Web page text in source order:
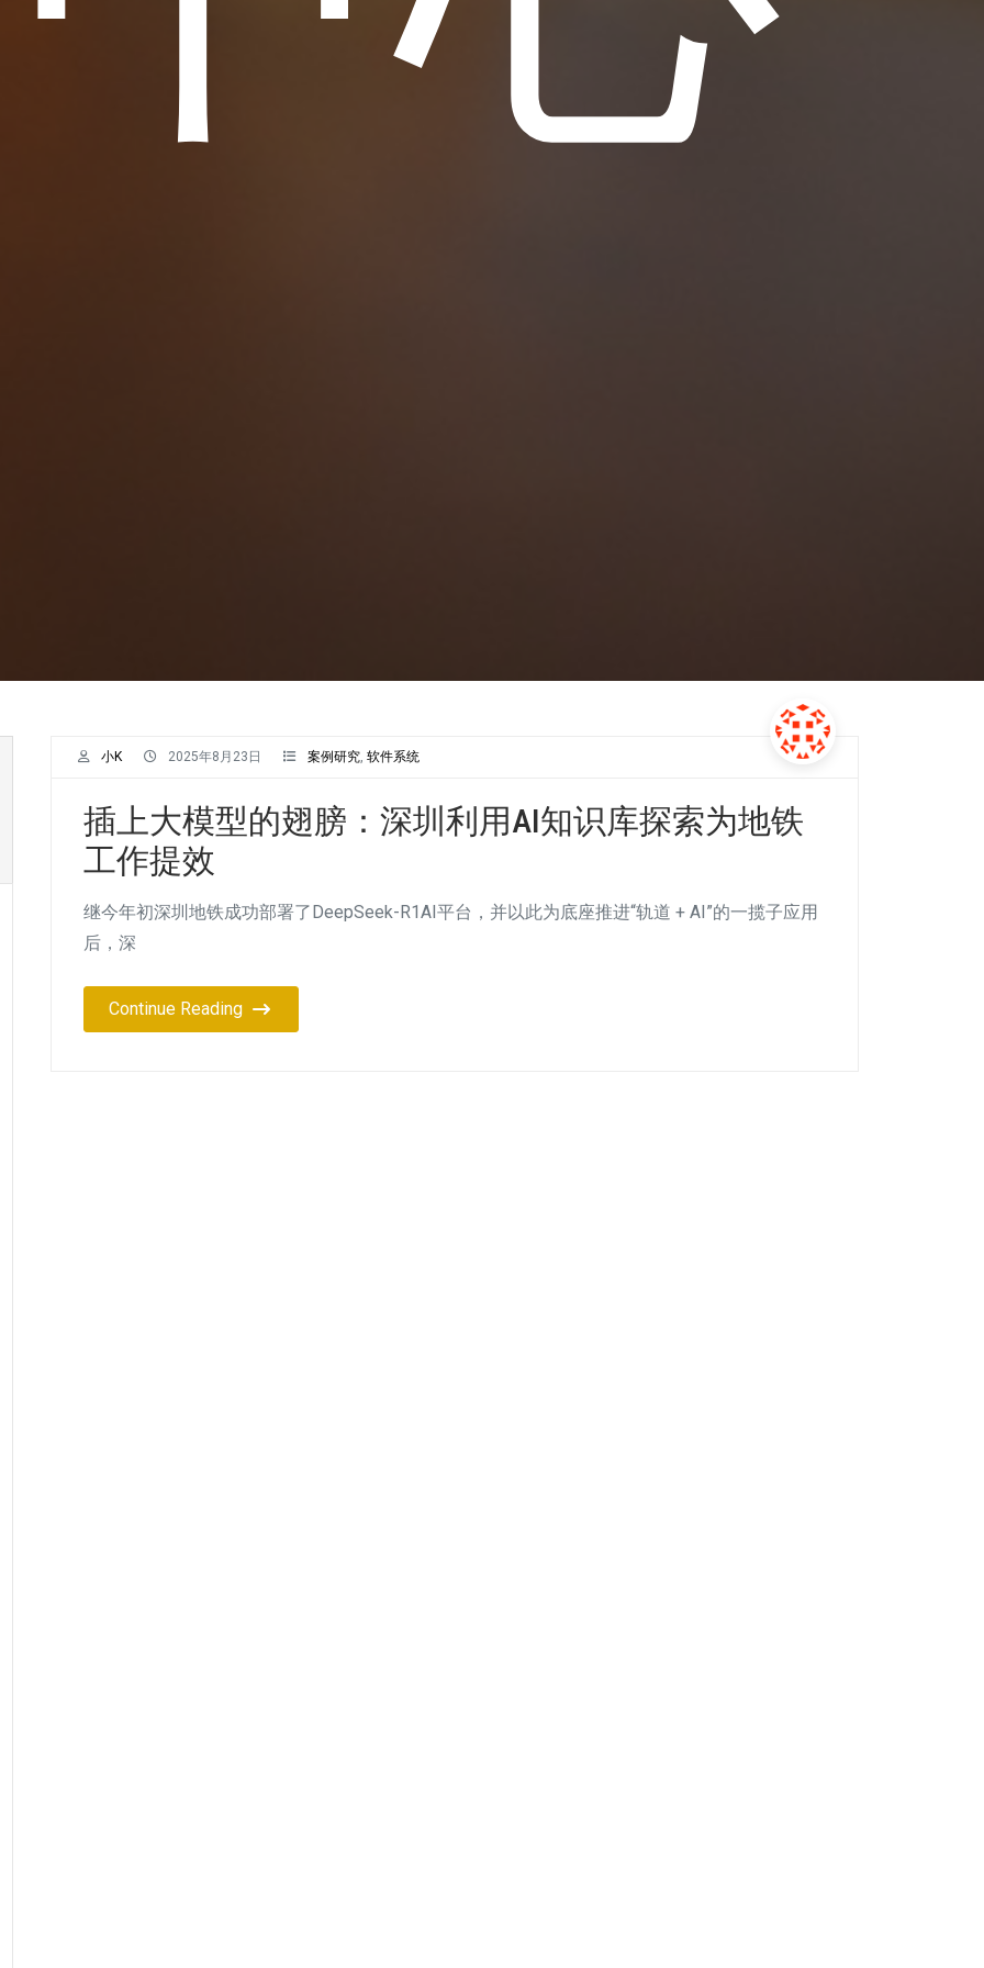
小K 2025年8月23日 案例研究 软件系统
插上大模型的翅膀：深圳利用AI知识库探索为地铁
工作提效
继今年初深圳地铁成功部署了DeepSeek-R1AI平台，并以此为底座推进“轨道 + AI”的一揽子应用
后，深
Continue Reading